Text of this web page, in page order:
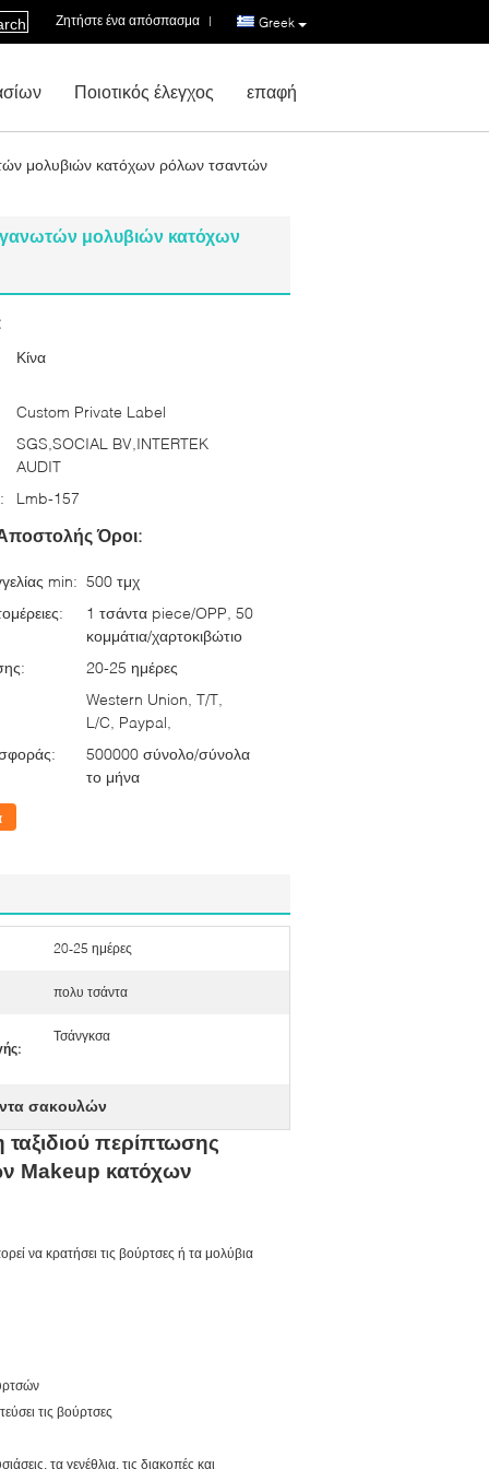
Greek
Ζητήστε ένα απόσπασμα |
Ποιοτικός έλεγχος επαφή
μολυβιών κατόχων ρόλων τσαντών
μολυβιών κατόχων
Κίνα
Custom Private Label
SGS,SOCIAL BV,INTERTEK
AUDIT
Lmb-157
Όροι:
min: 500 τμχ
1 τσάντα piece/OPP, 50
κομμάτια/χαρτοκιβώτιο
20-25 ημέρες
Western Union, T/T,
L/C, Paypal,
500000 σύνολο/σύνολα
το μήνα
20-25 ημέρες
πολυ τσάντα
Τσάνγκσα
σακουλών
περίπτωσης
Makeup κατόχων
να κρατήσει τις βούρτσες ή τα μολύβια
τις βούρτσες
τα γενέθλια, τις διακοπές και